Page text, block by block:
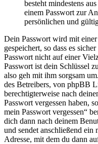
besteht mindestens
einem Passwort zur
persönlichen und
Dein Passwort wird mit
gespeichert, so dass es
Passwort nicht auf einer
Passwort ist dein Schlüssel
also geh mit ihm sorgsam
des Betreibers, von phpBB
berechtigterweise nach
Passwort vergessen haben,
mein Passwort vergessen“
dich dann nach deinem
und sendet anschließend ein
Adresse, mit dem du dann